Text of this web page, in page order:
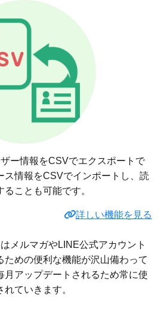
ー情報をCSVでエクスポートで
ス情報をCSVでインポートし、読
ことも可能です。
詳しい機能を見る
メルマガやLINE公式アカウント
ための便利な機能が沢山備わって
月アップデートされるため常に使
ていきます。